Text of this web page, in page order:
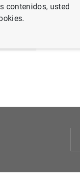
contenidos, usted